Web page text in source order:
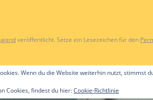
veröffentlicht. Setze ein Lesezeichen für den
Wenn du die Website weiterhin nutzt, stimmst
Cookies, findest du hier:Cookie-Richtlinie